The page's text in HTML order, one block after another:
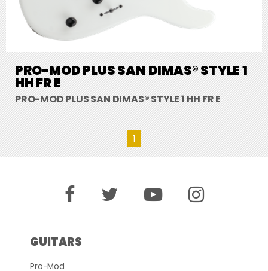
PRO-MOD PLUS SAN DIMAS® STYLE 1
HH FR E
PRO-MOD PLUS SAN DIMAS® STYLE 1 HH FR E
1
GUITARS
Pro-Mod